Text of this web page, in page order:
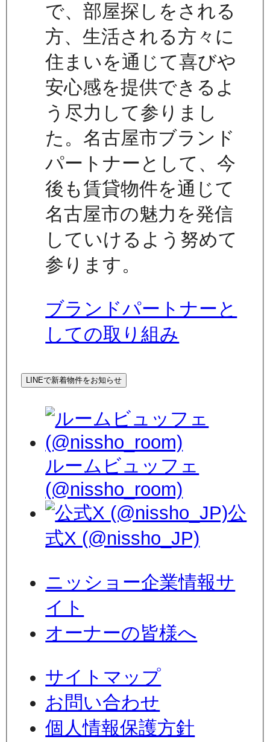
で、部屋探しをされる
方、生活される方々に
住まいを通じて喜びや
安心感を提供できるよ
う尽力して参りまし
た。名古屋市ブランド
パートナーとして、今
後も賃貸物件を通じて
名古屋市の魅力を発信
していけるよう努めて
参ります。
ブランドパートナーと
しての取り組み
LINEで新着物件をお知らせ
ルームビュッフェ
(@nissho_room)
公
式X (@nissho_JP)
ニッショー企業情報サ
イト
オーナーの皆様へ
サイトマップ
お問い合わせ
個人情報保護方針